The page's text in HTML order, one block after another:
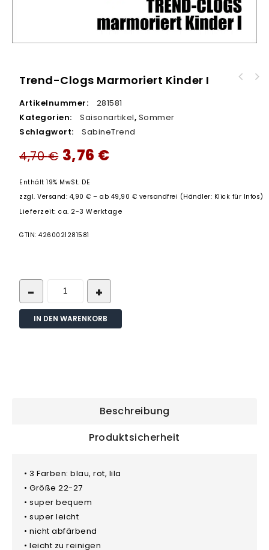
Trend-Clogs Marmoriert Kinder I
Artikelnummer:
281581
Kategorien:
Saisonartikel, Sommer
Schlagwort:
SabineTrend
4,70€ 3,76 €
Enthält 19% MwSt. DE
zzgl.Versand: 4,90 € – ab 49,90 € versandfrei (Händler: Klick für Infos)
Lieferzeit: ca. 2-3 Werktage
GTIN: 4260021281581
IN DEN WARENKORB
Beschreibung
Produktsicherheit
• 3 Farben: blau, rot, lila
• Größe 22-27
• super bequem
• super leicht
• nicht abfärbend
• leicht zu reinigen